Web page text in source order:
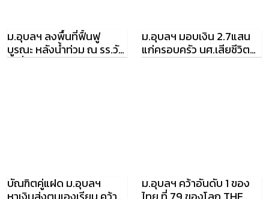
ม.อุบลฯ ลงพื้นที่ฟื้นฟู
บูรณะ หลังน้ำท่วม ณ รร.วัด
คูเดื่อวิทยาคม
ม.อุบลฯ มอบเงิน 2.7แสน
แก่ครอบครัว นศ.เสียชีวิต
อุบัติเหตุทางจราจร
บัณฑิตคู่แฝด ม.อุบลฯ
ม.อุบลฯ คว้าอันดับ 1 ของ